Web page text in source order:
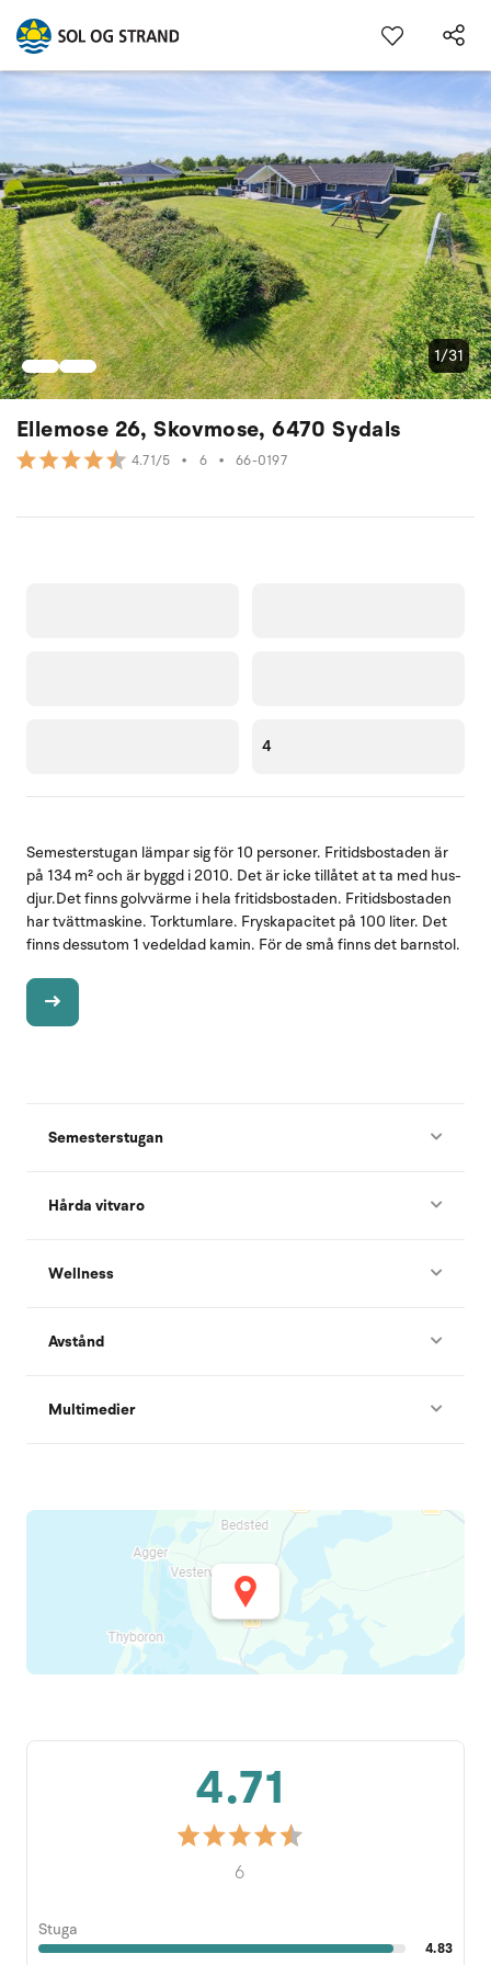
Ellemose 26, Skovmose, 6470 Sydals
4.71/5 • 6 • 66-0197
1/31
4
Semesterstugan lämpar sig för 10 personer. Fritidsbostaden är
på 134 m² och är byggd i 2010. Det är icke tillåtet at ta med hus-
djur.Det finns golvvärme i hela fritidsbostaden. Fritidsbostaden
har tvättmaskine. Torktumlare. Fryskapacitet på 100 liter. Det
finns dessutom 1 vedeldad kamin. För de små finns det barnstol.
Semesterstugan
Hårda vitvaro
Wellness
Avstånd
Multimedier
4.71
6
Stuga
4.83